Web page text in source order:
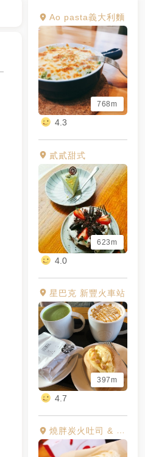
Ao pasta義大利麵
768m
4.3
貳貳甜式
623m
4.0
星巴克 新豐火車站
397m
4.7
燒胖炭火吐司 & 一間冰店雪花冰專賣店